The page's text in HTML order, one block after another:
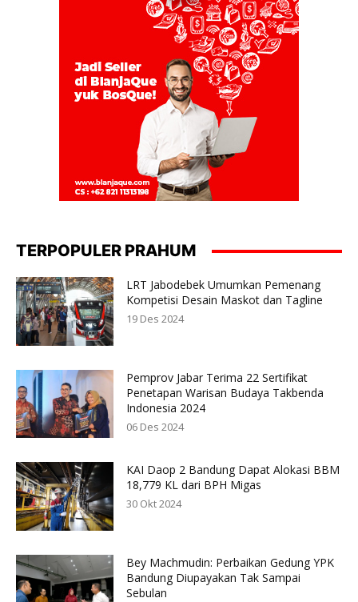
TERPOPULER PRAHUM
LRT Jabodebek Umumkan Pemenang
Kompetisi Desain Maskot dan Tagline
19 Des 2024
Pemprov Jabar Terima 22 Sertifikat
Penetapan Warisan Budaya Takbenda
Indonesia 2024
06 Des 2024
KAI Daop 2 Bandung Dapat Alokasi BBM
18,779 KL dari BPH Migas
30 Okt 2024
Bey Machmudin: Perbaikan Gedung YPK
Bandung Diupayakan Tak Sampai
Sebulan